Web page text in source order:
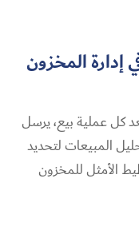
إدارة المخزون
كل عملية بيع، يرسل
المبيعات لتحديد
الأمثل للمخزون